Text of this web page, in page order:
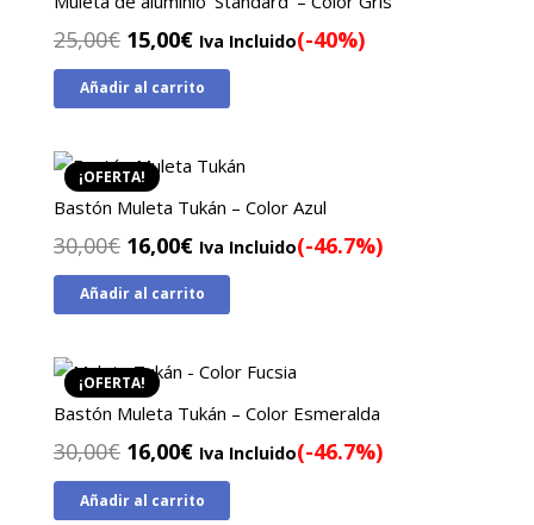
25,00€ El
precio
original
25,00€.
15,00€El
precio
actual
15,00€.
Iva Incluido(-40%)
Añadir al carrito
¡OFERTA!
Bastón Muleta Tukán – Color Azul
30,00€ El
precio
original
30,00€.
16,00€El
precio
actual
16,00€.
Iva Incluido(-46.7%)
Añadir al carrito
¡OFERTA!
Bastón Muleta Tukán – Color Esmeralda
30,00€ El
precio
original
16,00€El
precio
actual
Iva Incluido(-46.7%)
Añadir al carrito